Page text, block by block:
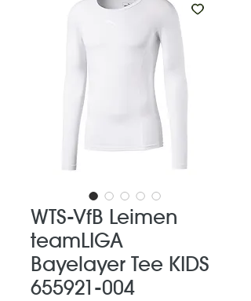
WTS-VfB Leimen
teamLIGA
Bayelayer Tee KIDS
655921-004